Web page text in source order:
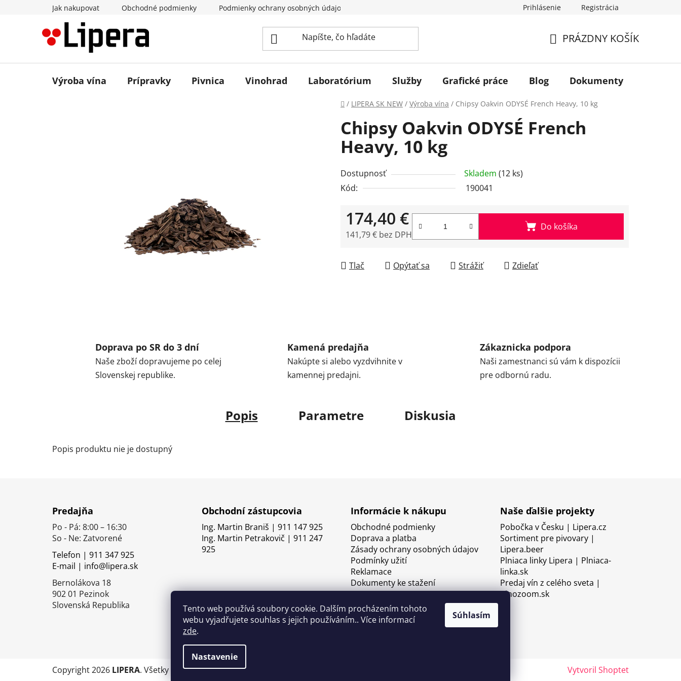
Tento web používá soubory cookie. Dalším procházením tohoto
webu vyjadřujete souhlas s jejich používáním.. Více informací
zde.
Nastavenie
Súhlasím
Jak nakupovat Obchodné podmienky Podmienky ochrany osobných údajov Prihlásenie Registrácia
KOŠÍK
PRÁZDNY KOŠÍK
Výroba vína Prípravky Pivnica Vinohrad Laboratórium Služby Grafické práce Blog Dokumenty
Domov
/ LIPERA SK NEW / Výroba vína / Chipsy Oakvin ODYSÉ French Heavy, 10 kg
Chipsy Oakvin ODYSÉ French
Heavy, 10 kg
Dostupnosť Skladem (12 ks)
Kód:
190041
174,40 €
141,79 € bez DPH
Do košíka
Tlač Opýtať sa Strážiť Zdieľať
Doprava po SR do 3 dní
Naše zboží dopravujeme po celej
Slovenskej republike.
Kamená predajňa
Nakúpte si alebo vyzdvihnite v
kamennej predajni.
Zákaznicka podpora
Naši zamestnanci sú vám k dispozícii
pre odbornú radu.
Popis Parametre Diskusia
Popis produktu nie je dostupný
Predajňa
Po - Pá: 8:00 – 16:30
So - Ne: Zatvorené
Telefon | 911 347 925
E-mail | info@lipera.sk
Bernolákova 18
902 01 Pezinok
Slovenská Republika
Obchodní zástupcovia
Ing. Martin Braniš | 911 147 925
Ing. Martin Petrakovič | 911 247
925
Informácie k nákupu
Obchodné podmienky
Doprava a platba
Zásady ochrany osobných údajov
Podmínky užití
Reklamace
Dokumenty ke stažení
Naše ďalšie projekty
Pobočka v Česku | Lipera.cz
Sortiment pre pivovary |
Lipera.beer
Plniaca linky Lipera | Plniaca-
linka.sk
Predaj vín z celého sveta |
Vinozoom.sk
Vytvoril Shoptet
Copyright 2026 LIPERA. Všetky práva vyhradené.